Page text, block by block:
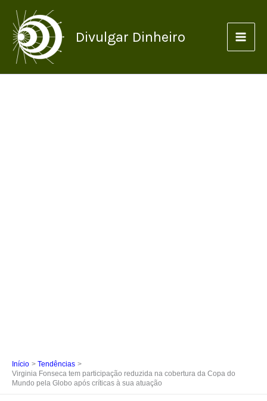
para
conteúdo
Divulgar Dinheiro
Início
Tendências
Virginia Fonseca tem participação reduzida na cobertura da Copa do
Mundo pela Globo após críticas à sua atuação